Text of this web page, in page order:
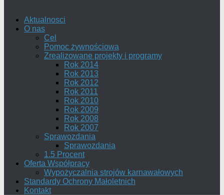
Aktualnosci
O nas
Cel
Pomoc żywnościowa
Zrealizowane projekty i programy
Rok 2014
Rok 2013
Rok 2012
Rok 2011
Rok 2010
Rok 2009
Rok 2008
Rok 2007
Sprawozdania
Sprawozdania
1.5 Procent
Oferta Współpracy
Wypożyczalnia strojów karnawałowych
Standardy Ochrony Małoletnich
Kontakt